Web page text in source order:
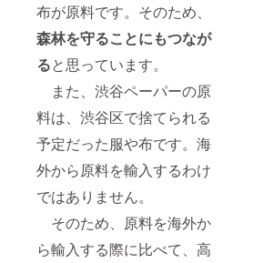
布が原料です。そのため、
森林を守ることにもつなが
ると思っています。
また、渋谷ペーパーの原
料は、渋谷区で捨てられる
予定だった服や布です。海
外から原料を輸入するわけ
ではありません。
そのため、原料を海外か
ら輸入する際に比べて、高